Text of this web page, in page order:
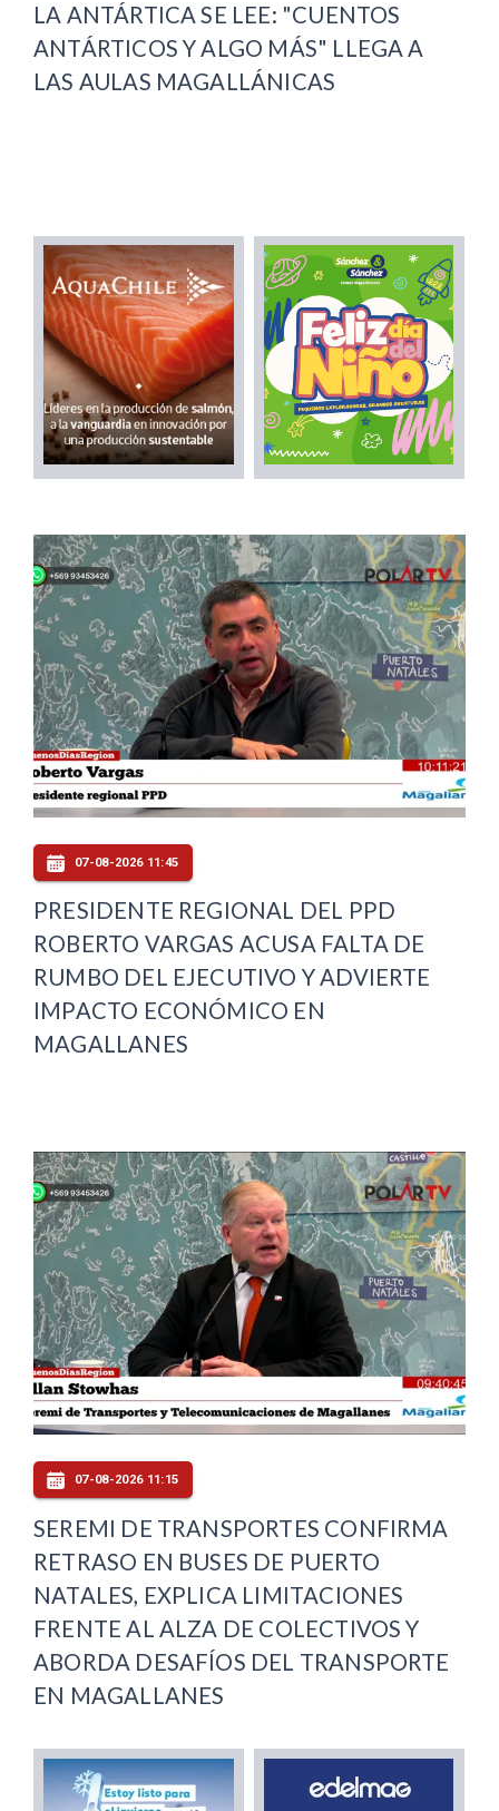
LA ANTÁRTICA SE LEE: "CUENTOS
ANTÁRTICOS Y ALGO MÁS" LLEGA A
LAS AULAS MAGALLÁNICAS
07-08-2026 11:45
PRESIDENTE REGIONAL DEL PPD
ROBERTO VARGAS ACUSA FALTA DE
RUMBO DEL EJECUTIVO Y ADVIERTE
IMPACTO ECONÓMICO EN
MAGALLANES
07-08-2026 11:15
SEREMI DE TRANSPORTES CONFIRMA
RETRASO EN BUSES DE PUERTO
NATALES, EXPLICA LIMITACIONES
FRENTE AL ALZA DE COLECTIVOS Y
ABORDA DESAFÍOS DEL TRANSPORTE
EN MAGALLANES